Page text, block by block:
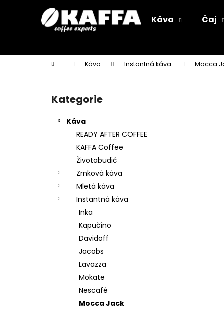
Káva Čaj
Domů Káva Instantná káva Mocca
Přeskočit
kategorie
Kategorie
Káva
READY AFTER COFFEE
KAFFA Coffee
Životabudič
Zrnková káva
Mletá káva
Instantná káva
Inka
Kapučíno
Davidoff
Jacobs
Lavazza
Mokate
Nescafé
Mocca Jack
k
Zpět
obchodu
Zpět
obchodu
MOKATE 2IN1 XXL 24 KS
133 Kč